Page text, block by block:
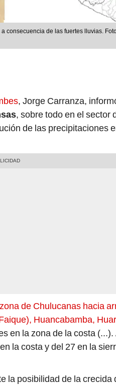
consecuencia de las fuertes lluvias.
, Jorge Carranza,
, sobre todo en el sector
de las precipitaciones
de Chulucanas hacia
Huancabamba,
en la zona de la costa (...).
la costa y del 27 en la
la posibilidad de la crecida